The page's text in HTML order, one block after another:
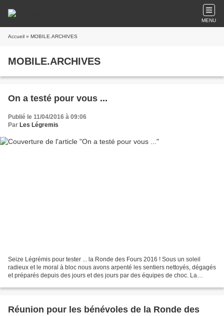
MENU
Accueil » MOBILE.ARCHIVES
MOBILE.ARCHIVES
On a testé pour vous ...
Publié le 11/04/2016 à 09:06
Par Les Légremis
Seize Légrémis pour tester ... la Ronde des Fours 2016 ! Sous un soleil
radieux et le moral à bloc nous avons arpenté les sentiers nettoyés, dégagés
et préparés depuis des jours et des jours par des équipes de choc. La
Réunion pour les bénévoles de la Ronde des